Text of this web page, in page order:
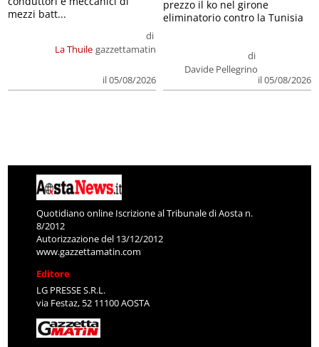
La Thuile
di
gazzettamatin
il 05/08/2026
mezzi batt...
di
Davide Pellegrino
il 05/08/2026
prezzo il ko nel girone
eliminatorio contro la Tunisia
Quotidiano online Iscrizione al Tribunale di Aosta n.
8/2012
Autorizzazione del 13/12/2012
www.gazzettamatin.com
Editore
LG PRESSE S.R.L.
via Festaz, 52 11100 AOSTA